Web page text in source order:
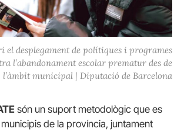
el desplegament de polítiques i programes
l’abandonament escolar prematur des de
l’àmbit municipal | Diputació de Barcelona
són un suport metodològic que es
de la província, juntament